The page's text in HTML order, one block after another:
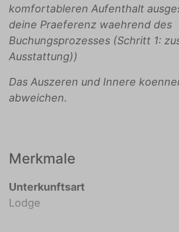
komfortableren Aufenthalt
deine Praeferenz waehrend des
Buchungsprozesses (Schritt 1:
Ausstattung))
Das Auszeren und Innere
abweichen.
Merkmale
Unterkunftsart
Lodge